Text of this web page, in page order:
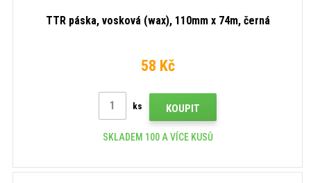
TTR páska, vosková (wax), 110mm x 74m, černá
58 Kč
ks KOUPIT
SKLADEM 100 A VÍCE KUSŮ